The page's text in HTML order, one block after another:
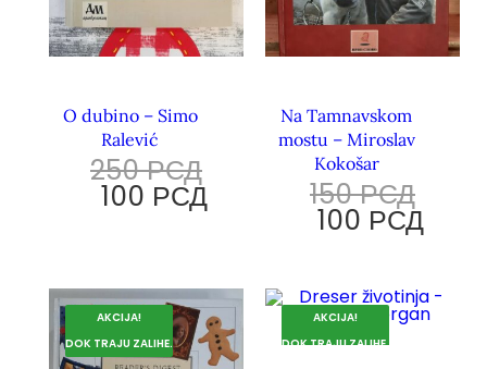
O dubino – Simo
Ralević
250РСД
100 РСД
Na Tamnavskom
mostu – Miroslav
Kokošar
150РСД
100 РСД
AKCIJA!
DOK TRAJU ZALIHE.
AKCIJA!
DOK TRAJU ZALIHE.